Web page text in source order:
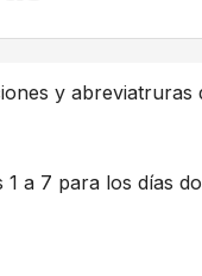
y abreviatruras
a 7 para los días